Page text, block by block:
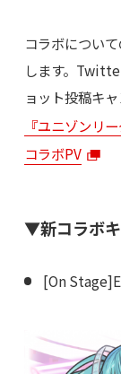
コラボについ
します。
ョット投稿キ
『ユニゾンリ
コラボPV
▼新コラボ
[On